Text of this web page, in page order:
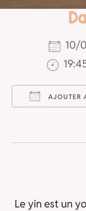
10/
AJOUTER
Le yin est un